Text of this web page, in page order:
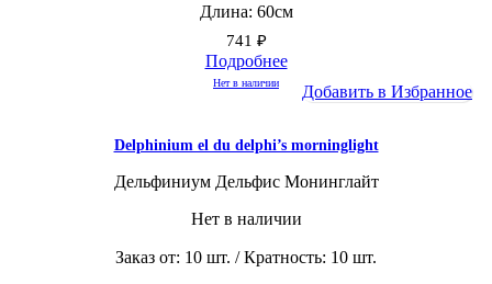
Длина: 60см
741 ₽
Подробнее
Нет в наличии Добавить в Избранное
Delphinium el du delphi’s morninglight
Дельфиниум Дельфис Монинглайт
Нет в наличии
Заказ от: 10 шт. / Кратность: 10 шт.